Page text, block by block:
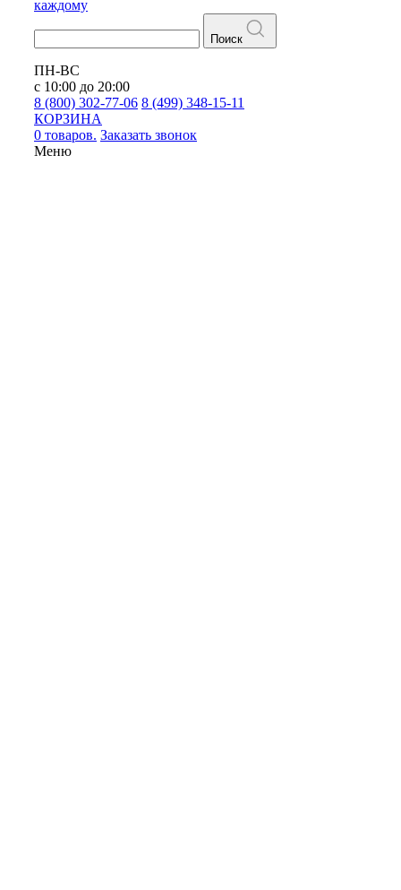
каждому
Поиск
ПН-ВС
с 10:00 до 20:00
8 (800) 302-77-06 8 (499) 348-15-11
КОРЗИНА
0 товаров. Заказать звонок
Меню